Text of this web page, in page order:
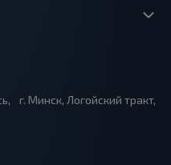
г. Минск, Логойский тракт,